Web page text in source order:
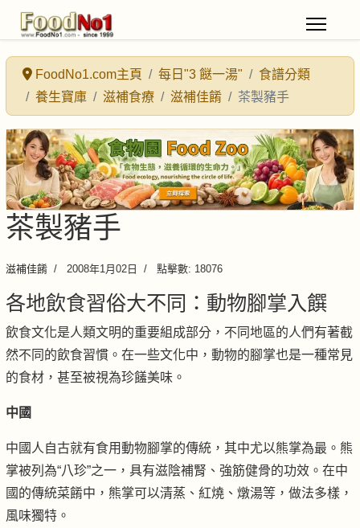
FoodNo1.com主頁 每日"3 餸一湯"
食譜分類
養生寶庫
滋補食療 滋補佳餚 茶製豬手
茶製豬手
滋補佳餚 2008年1月02日 點擊數: 18076
各地飲食習俗大不同：動物腳掌入饌
飲食文化是人類文明的重要組成部分，不同地區的人們有著截
然不同的飲食習慣。在一些文化中，動物的腳掌也是一種常見
的食材，甚至被視為珍饈美味。
中國
中國人自古就有食用動物腳掌的傳統，其中尤以熊掌為最。熊
掌被列為“八珍”之一，具有滋陰補腎、強筋健骨的功效。在中
國的傳統菜餚中，熊掌可以清蒸、紅燒、燉湯等，做法多樣，
風味獨特。